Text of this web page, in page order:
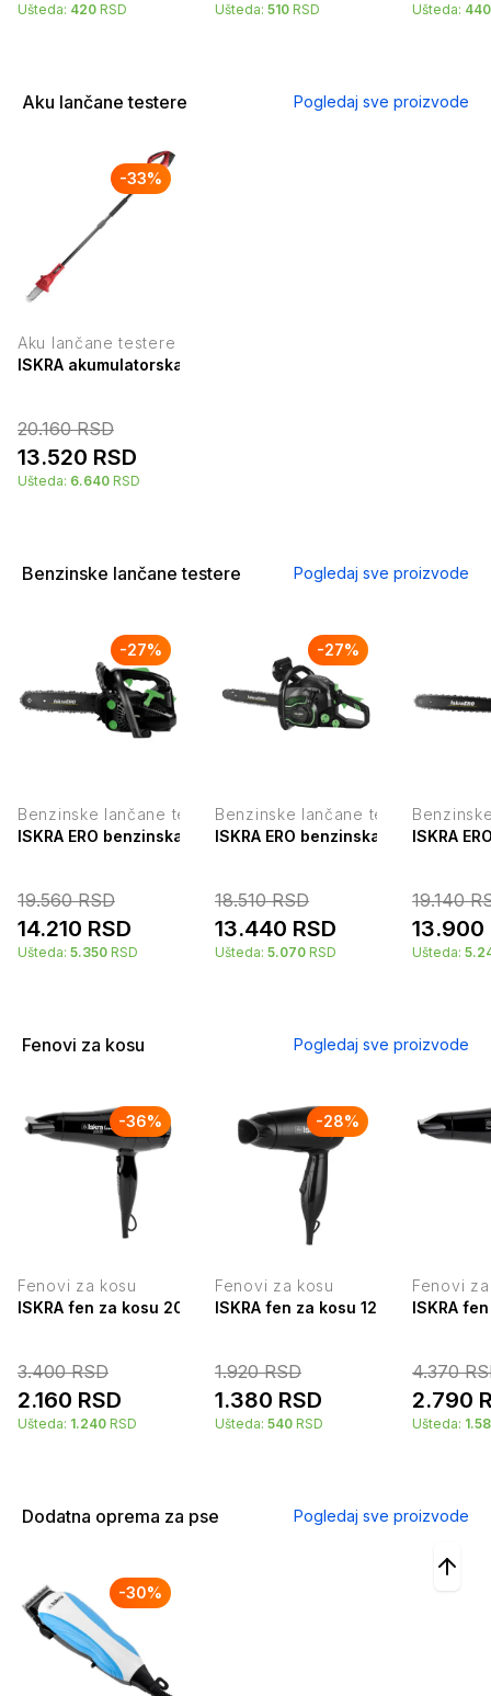
Ušteda: 420 RSD Ušteda: 510 RSD Ušteda: 440
Aku lančane testere Pogledaj sve proizvode
-33%
Aku lančane testere
ISKRA akumulatorska teleskopska testera M0L-3ET-150
20.160RSD
13.520 RSD
Ušteda: 6.640 RSD
Benzinske lančane testere Pogledaj sve proizvode
-27%
Benzinske lančane testere
ISKRA ERO benzinska motorna testera 25.4cm3 0.9kW IE-
19.560RSD
14.210 RSD
Ušteda: 5.350 RSD
-27%
Benzinske lančane testere
ISKRA ERO benzinska motorna
18.510RSD
13.440 RSD
Ušteda: 5.070 RSD
ISKRA
19.140
13.900
Ušteda:
Fenovi za kosu Pogledaj sve proizvode
-36%
Fenovi za kosu
ISKRA fen za kosu 2000W RH-1803AM-1/BK
3.400RSD
2.160 RSD
Ušteda: 1.240 RSD
-28%
Fenovi za kosu
ISKRA fen za kosu 1200W RH-1818-
1.920RSD
1.380 RSD
Ušteda: 540 RSD
Fenovi
ISKRA
4.370
2.790
Ušteda:
Dodatna oprema za pse Pogledaj sve proizvode
-30%